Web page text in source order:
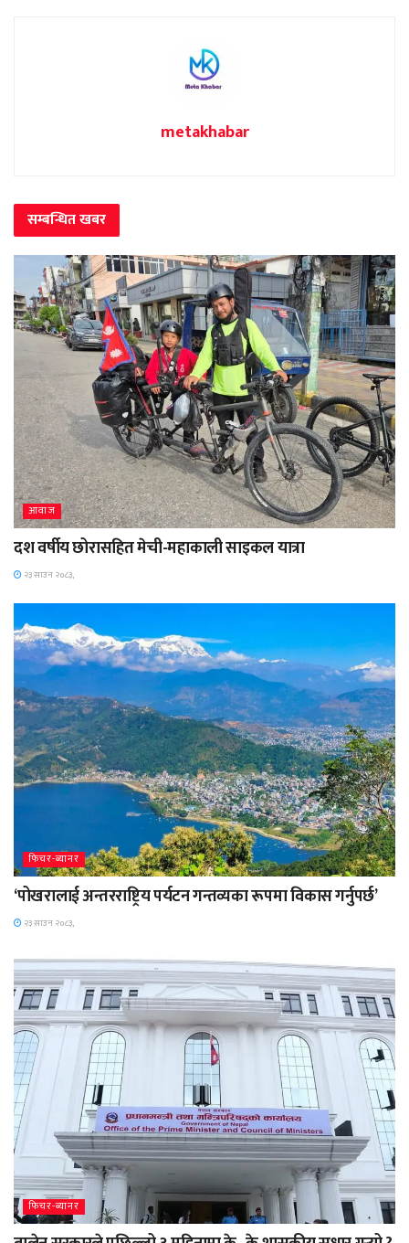
metakhabar
सम्बन्धितखबर
आवाज
दश वर्षीय छोरासहित मेची-महाकाली साइकल यात्रा
२३ साउन २०८३,
फिचर-ब्यानर
‘पोखरालाई अन्तरराष्ट्रिय पर्यटन गन्तव्यका रूपमा विकास गर्नुपर्छ’
२३ साउन २०८३,
फिचर-ब्यानर